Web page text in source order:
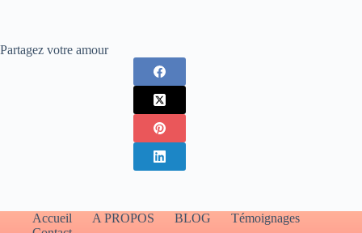
Partagez votre amour
Accueil A PROPOS BLOG
Témoignages